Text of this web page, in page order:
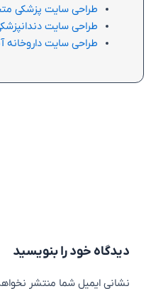
طراحی سایت پزشکی
طراحی سایت
طراحی سایت داروخانه آنلاین دارو 20
دیدگاه‌ خود را بنویسید
نشانی ایمیل شما منتشر